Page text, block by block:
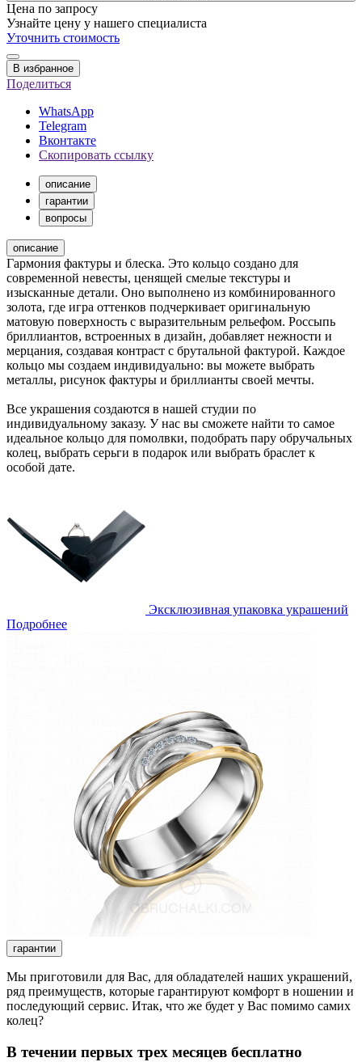
Цена по запросу
Узнайте цену у нашего специалиста
Уточнить стоимость
В избранное
Поделиться
WhatsApp
Telegram
Вконтакте
Скопировать ссылку
описание
гарантии
вопросы
описание
Гармония фактуры и блеска. Это кольцо создано для
современной невесты, ценящей смелые текстуры и
изысканные детали. Оно выполнено из комбинированного
золота, где игра оттенков подчеркивает оригинальную
матовую поверхность с выразительным рельефом. Россыпь
бриллиантов, встроенных в дизайн, добавляет нежности и
мерцания, создавая контраст с брутальной фактурой. Каждое
кольцо мы создаем индивидуально: вы можете выбрать
металлы, рисунок фактуры и бриллианты своей мечты.
Все украшения создаются в нашей студии по
индивидуальному заказу. У нас вы сможете найти то самое
идеальное кольцо для помолвки, подобрать пару обручальных
колец, выбрать серьги в подарок или выбрать браслет к
особой дате.
Эксклюзивная упаковка украшений
Подробнее
гарантии
Мы приготовили для Вас, для обладателей наших украшений,
ряд преимуществ, которые гарантируют комфорт в ношении и
последующий сервис. Итак, что же будет у Вас помимо самих
колец?
В течении первых трех месяцев бесплатно